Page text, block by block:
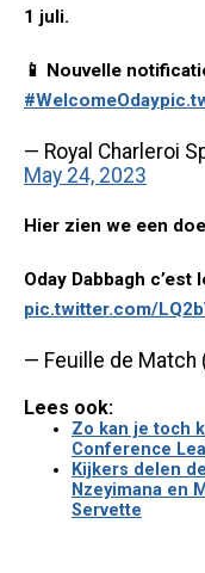
1 juli.
📱 Nouvelle
#WelcomeOday
— Royal Charleroi
May 24, 2023
Hier zien we een
Oday Dabbagh
pic.twitter.com/
— Feuille de Match
Lees ook:
Zo kan je toch
Conference
Kijkers delen
Nzeyimana en
Servette